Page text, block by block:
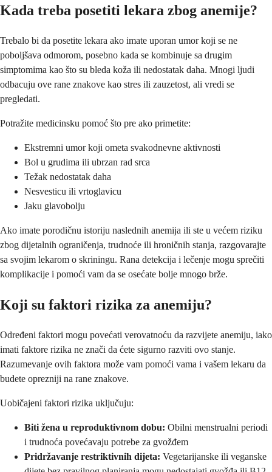
Kada treba posetiti lekara zbog anemije?
Trebalo bi da posetite lekara ako imate uporan umor koji se ne
poboljšava odmorom, posebno kada se kombinuje sa drugim
simptomima kao što su bleda koža ili nedostatak daha. Mnogi ljudi
odbacuju ove rane znakove kao stres ili zauzetost, ali vredi se
pregledati.
Potražite medicinsku pomoć što pre ako primetite:
Ekstremni umor koji ometa svakodnevne aktivnosti
Bol u grudima ili ubrzan rad srca
Težak nedostatak daha
Nesvesticu ili vrtoglavicu
Jaku glavobolju
Ako imate porodičnu istoriju naslednih anemija ili ste u većem riziku
zbog dijetalnih ograničenja, trudnoće ili hroničnih stanja, razgovarajte
sa svojim lekarom o skriningu. Rana detekcija i lečenje mogu sprečiti
komplikacije i pomoći vam da se osećate bolje mnogo brže.
Koji su faktori rizika za anemiju?
Određeni faktori mogu povećati verovatnoću da razvijete anemiju, iako
imati faktore rizika ne znači da ćete sigurno razviti ovo stanje.
Razumevanje ovih faktora može vam pomoći vama i vašem lekaru da
budete oprezniji na rane znakove.
Uobičajeni faktori rizika uključuju:
Biti žena u reproduktivnom dobu: Obilni menstrualni periodi
i trudnoća povećavaju potrebe za gvožđem
Pridržavanje restriktivnih dijeta: Vegetarijanske ili veganske